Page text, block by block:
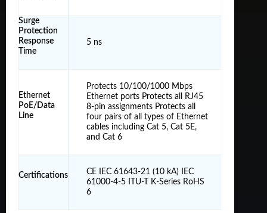
Surge
Protection
Response
Time
5 ns
Ethernet
PoE/Data
Line
Protects 10/100/1000 Mbps
Ethernet ports Protects all RJ45
8-pin assignments Protects all
four pairs of all types of Ethernet
cables including Cat 5, Cat 5E,
and Cat 6
Certifications
CE IEC 61643-21 (10 kA) IEC
61000-4-5 ITU-T K-Series RoHS
6